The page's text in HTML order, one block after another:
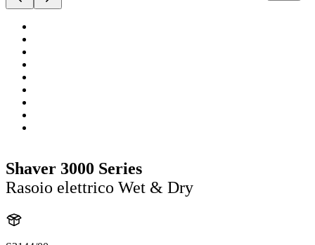
Shaver 3000 Series
Rasoio elettrico Wet & Dry